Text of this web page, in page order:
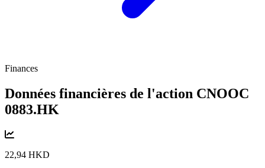
Finances
Données financières de l'action CNOOC
0883.HK
22,94 HKD